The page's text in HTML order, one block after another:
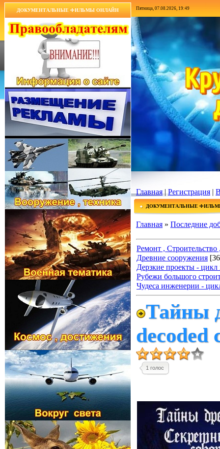
ДОКУМЕНТАЛЬНЫЕ ФИЛЬМЫ ОНЛАЙН Пятница, 07.08.2026, 19:49
Главная|Регистрация |
ДОКУМЕНТАЛЬНЫЕ
Главная » Последние
Ремонт ,
Древние сооружения
Дерзкие проекты - цикл
Рубежи большого
Чудеса инженерии -
Тайны
decoded
1 голос